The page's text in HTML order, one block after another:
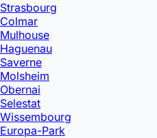
Strasbourg
Colmar
Mulhouse
Haguenau
Saverne
Molsheim
Obernai
Selestat
Wissembourg
Europa-Park